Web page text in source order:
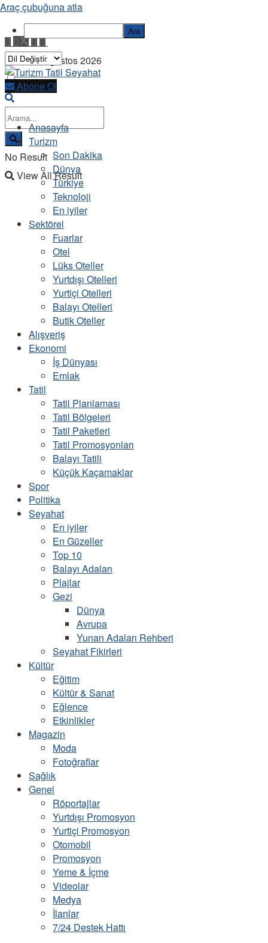
Cuma, 7 Ağustos 2026
No Result
View All Result
Abone Ol
Anasayfa
Turizm
Son Dakika
Dünya
Türkiye
Teknoloji
En iyiler
Sektörel
Fuarlar
Otel
Lüks Oteller
Yurtdışı Otelleri
Yurtiçi Otelleri
Balayı Otelleri
Butik Oteller
Alışveriş
Ekonomi
İş Dünyası
Emlak
Tatil
Tatil Planlaması
Tatil Bölgeleri
Tatil Paketleri
Tatil Promosyonları
Balayı Tatili
Küçük Kaçamaklar
Spor
Politika
Seyahat
En iyiler
En Güzeller
Top 10
Balayı Adaları
Plajlar
Gezi
Dünya
Avrupa
Yunan Adaları Rehberi
Seyahat Fikirleri
Kültür
Eğitim
Kültür & Sanat
Eğlence
Etkinlikler
Magazin
Moda
Fotoğraflar
Sağlık
Genel
Röportajlar
Yurtdışı Promosyon
Yurtiçi Promosyon
Otomobil
Promosyon
Yeme & İçme
Videolar
Medya
İlanlar
7/24 Destek Hattı
Araç çubuğuna atla
Ara